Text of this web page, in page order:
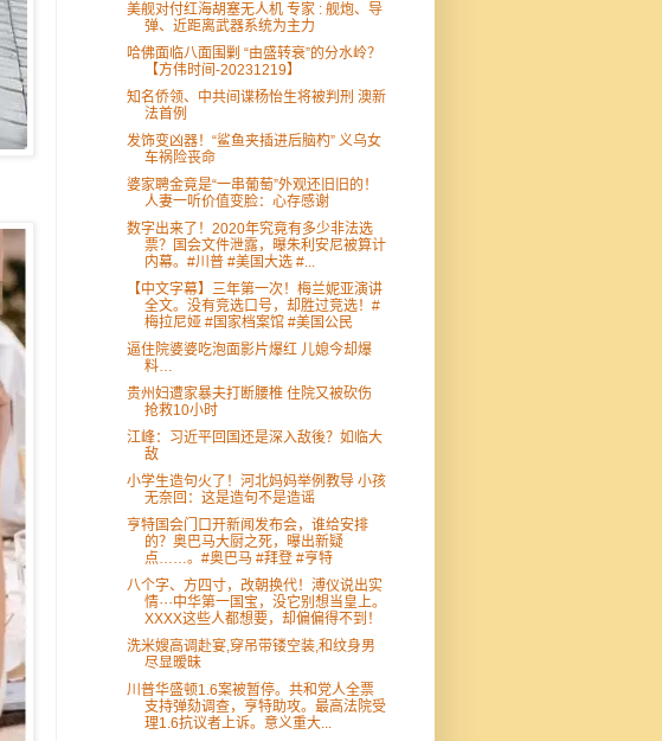
美舰对付红海胡塞无人机 专家 : 舰炮、导
弹、近距离武器系统为主力
哈佛面临八面围剿 “由盛转衰”的分水岭？
【方伟时间-20231219】
知名侨领、中共间谍杨怡生将被判刑 澳新
法首例
发饰变凶器！“鲨鱼夹插进后脑杓” 义乌女
车祸险丧命
婆家聘金竟是“一串葡萄”外观还旧旧的！
人妻一听价值变脸：心存感谢
数字出来了！2020年究竟有多少非法选
票？国会文件泄露，曝朱利安尼被算计
内幕。#川普 #美国大选 #...
【中文字幕】三年第一次！梅兰妮亚演讲
全文。没有竞选口号，却胜过竞选！#
梅拉尼娅 #国家档案馆 #美国公民
逼住院婆婆吃泡面影片爆红 儿媳今却爆
料…
贵州妇遭家暴夫打断腰椎 住院又被砍伤
抢救10小时
江峰：习近平回国还是深入敌後？如临大
敌
小学生造句火了！河北妈妈举例教导 小孩
无奈回：这是造句不是造谣
亨特国会门口开新闻发布会，谁给安排
的？奥巴马大厨之死，曝出新疑
点……。#奥巴马 #拜登 #亨特
八个字、方四寸，改朝换代！溥仪说出实
情⋯中华第一国宝，没它别想当皇上。
XXXX这些人都想要，却偏偏得不到！
洗米嫂高调赴宴,穿吊带镂空装,和纹身男
尽显暧昧
川普华盛顿1.6案被暂停。共和党人全票
支持弹劾调查，亨特助攻。最高法院受
理1.6抗议者上诉。意义重大...